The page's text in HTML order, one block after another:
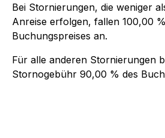
Bei Stornierungen, die weniger
Anreise erfolgen, fallen 100,00 %
Buchungspreises an.
Für alle anderen Stornierungen
Stornogebühr 90,00 % des